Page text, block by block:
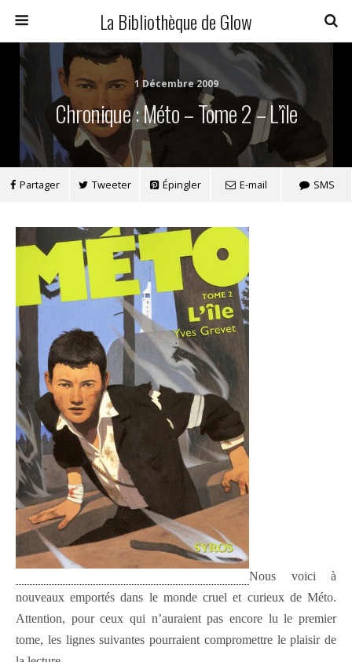
La Bibliothèque de Glow
1 Décembre 2009
Chronique : Méto – Tome 2 – L’île
Partager Tweeter Épingler E-mail SMS
Nous voici à
nouveaux emportés dans le monde cruel et curieux de Méto.
Attention, pour ceux qui n’auraient pas encore lu le premier
tome, les lignes suivantes pourraient compromettre le plaisir de